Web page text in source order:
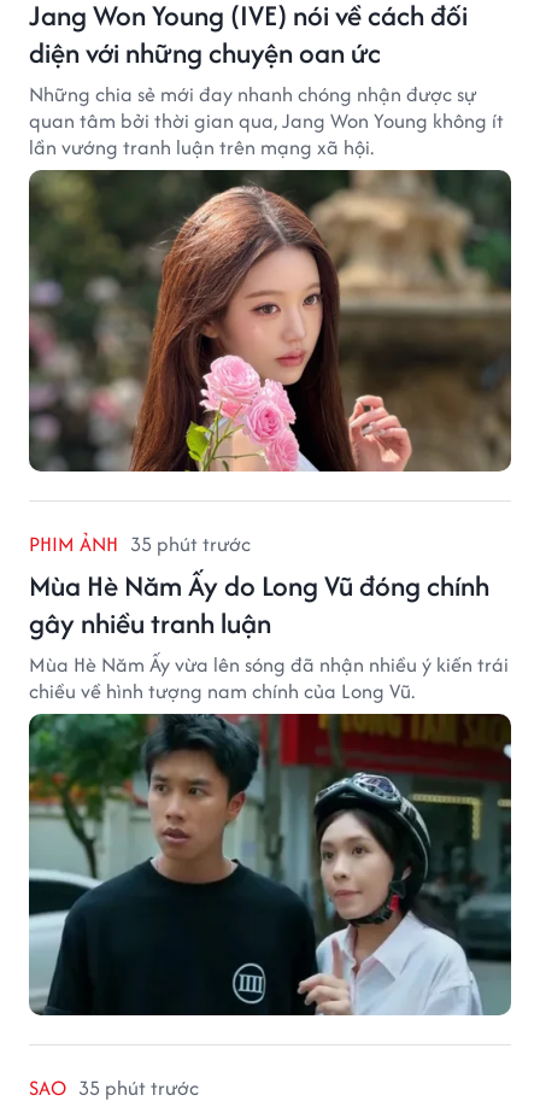
Jang Won Young (IVE) nói về cách đối
diện với những chuyện oan ức
Những chia sẻ mới đay nhanh chóng nhận được sự
quan tâm bởi thời gian qua, Jang Won Young không ít
lần vướng tranh luận trên mạng xã hội.
PHIM ẢNH 35 phút trước
Mùa Hè Năm Ấy do Long Vũ đóng chính
gây nhiều tranh luận
Mùa Hè Năm Ấy vừa lên sóng đã nhận nhiều ý kiến trái
chiều về hình tượng nam chính của Long Vũ.
SAO 35 phút trước